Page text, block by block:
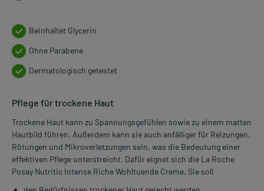
Beinhaltet Glycerin
Ohne Parabene
Dermatologisch getestet
Pflege für trockene Haut
Trockene Haut kann zu Spannungsgefühlen sowie zu einem matten
Hautbild führen. Außerdem kann sie auch anfälliger für Reizungen,
Rötungen und Mikroverletzungen sein, was die Bedeutung einer
effektiven Pflege unterstreicht. Dafür eignet sich die La Roche
Posay Nutritic Intense Riche Wohltuende Creme. Sie soll